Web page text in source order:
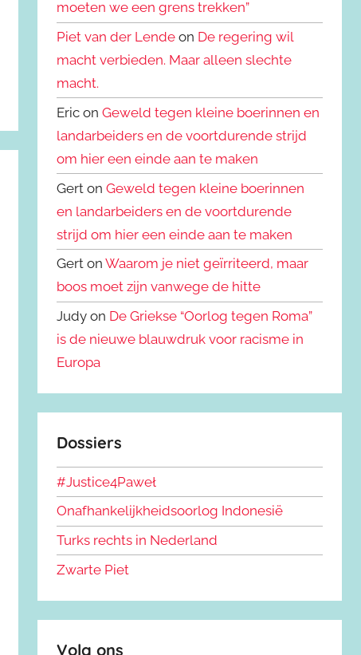
moeten we een grens trekken”
Piet van der Lende on De regering wil
macht verbieden. Maar alleen slechte
macht.
Eric onGeweld tegen kleine boerinnen en
landarbeiders en de voortdurende strijd
om hier een einde aan te maken
Gert onGeweld tegen kleine boerinnen
en landarbeiders en de voortdurende
strijd om hier een einde aan te maken
Gert onWaarom je niet geïrriteerd, maar
boos moet zijn vanwege de hitte
Judy on De Griekse “Oorlog tegen Roma”
is de nieuwe blauwdruk voor racisme in
Europa
Dossiers
#Justice4Paweł
Onafhankelijkheidsoorlog Indonesië
Turks rechts in Nederland
Zwarte Piet
Volg ons